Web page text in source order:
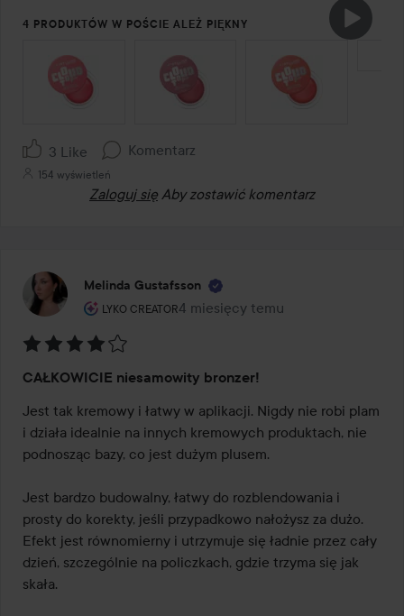
4 PRODUKTÓW W POŚCIE ALEŻ PIĘKNY
POMIŃ SEKCJĘ
3 Like Komentarz
154 wyświetleń
Zaloguj się Aby zostawić komentarz
Melinda Gustafsson
LYKO CREATOR
Rola użytkownika: Lyko Creator.
4 miesięcy temu
Post został utworzony 4 miesięcy
4
z
5
CAŁKOWICIE niesamowity bronzer!
Jest tak kremowy i łatwy w aplikacji. Nigdy nie robi plam
i działa idealnie na innych kremowych produktach, nie
podnosząc bazy, co jest dużym plusem.
Jest bardzo budowalny, łatwy do rozblendowania i
prosty do korekty, jeśli przypadkowo nałożysz za dużo.
Efekt jest równomierny i utrzymuje się ładnie przez cały
dzień, szczególnie na policzkach, gdzie trzyma się jak
skała.